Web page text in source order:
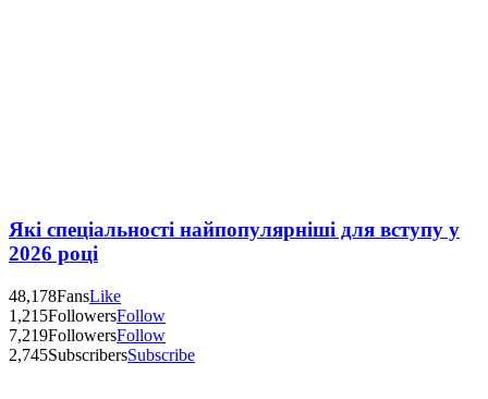
Які спеціальності найпопулярніші для вступу у
2026 році
48,178FansLike
1,215FollowersFollow
7,219FollowersFollow
2,745SubscribersSubscribe